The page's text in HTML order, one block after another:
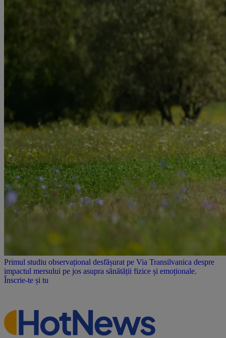
Primul studiu observațional desfășurat pe Via Transilvanica despre
impactul mersului pe jos asupra sănătății fizice și emoționale.
Înscrie-te și tu